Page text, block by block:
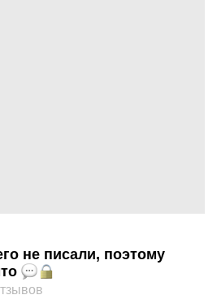
не писали, поэтому